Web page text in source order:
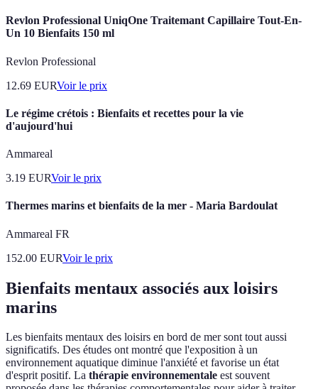
Revlon Professional UniqOne Traitemant Capillaire Tout-En-
Un 10 Bienfaits 150 ml
Revlon Professional
12.69 EURVoir le prix
Le régime crétois : Bienfaits et recettes pour la vie
d'aujourd'hui
Ammareal
3.19 EURVoir le prix
Thermes marins et bienfaits de la mer - Maria Bardoulat
Ammareal FR
152.00 EURVoir le prix
Bienfaits mentaux associés aux loisirs
marins
Les bienfaits mentaux des loisirs en bord de mer sont tout aussi
significatifs. Des études ont montré que l'exposition à un
environnement aquatique diminue l'anxiété et favorise un état
d'esprit positif. La thérapie environnementale est souvent